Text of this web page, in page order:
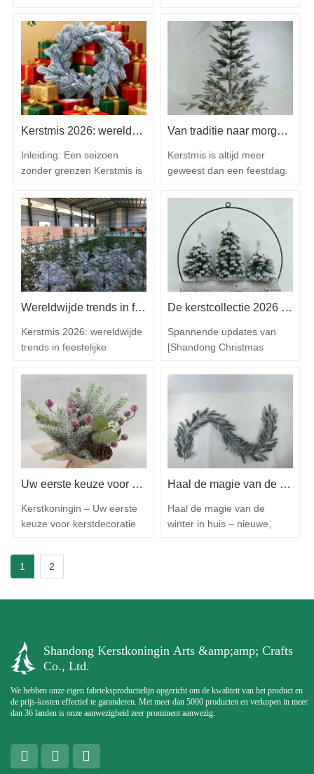
commercemerken,
groothandelaren en
importeurs op zoek zijn
naar betrouwbare
productiepartners die
kwaliteit, waarde,
consistentie en innovatief
design kunnen leveren. In
landschap is het kiezen
worden gemeten. Kerstmis
heeft de eigenschap
mensen weer in contact te
brengen met
jeugdherinneringen,
familietradities en het
warme gevoel van erbij
horen. In een wereld die elk
Kerstmis 2026: wereldwijde trends in feestelijke decoraties en hoe Shandong Christmas Queen Arts & Crafts Co., Ltd. de markt vormgeeft
Inleiding: Een seizoen
zonder grenzen Kerstmis is
geweest die grenzen
overstijgt en traditie, familie
en commercie combineert.
In 2026 is het niet langer
een lokale viering, maar
een wereldwijd fenomeen.
Huizen, winkels en
openbare gelegenheden
Van traditie naar morgen – hoe kerstdecoratie zich ontwikkelt in huizen en winkelruimtes wereldwijd
Kerstmis is altijd meer
geweest dan een feestdag.
bezinning en samenzijn –
een moment waarop huizen
en openbare ruimtes
worden omgetoverd tot
landschappen vol licht, kleur
en nostalgie. De manier
waarop mensen
kerstversieringen maken,
over…
Wereldwijde trends in feestelijke decoratie en innovatie
Kerstmis 2026: wereldwijde
trends in feestelijke
die Shandong Christmas
Queen Arts & Crafts Co.,
Ltd. aanjaagt. Kerstmis is
net zo goed een gevoel als
een datum op de kalender.
Aan het begin van de herfst
beginnen retailers,
ontwerpers en gezinnen te
De kerstcollectie 2026 is er!
Spannende updates van
[Shandong Christmas
Ltd.]: de kerstcollectie van
2026 is er! Hé
kerstliefhebbers! Het
kerstseizoen van 2026 staat
voor de deur en we zijn blij
om te kunnen mededelen
dat [Shandong Christmas
Queen Arts & Crafts Co.,
Uw eerste keuze voor kerstdecoratie
Kerstkoningin – Uw eerste
keuze voor kerstdecoratie
natuurlijke keuze als het
gaat om het creëren van
Onze collectie kerstbomen,
sfeer in elke hoek. Van
levensechte kerstbomen die
het hart…
Haal de magie van de winter in huis – Nieuwe sneeuwwitte kerstkrans van 180 cm
Haal de magie van de
winter in huis – nieuwe,
Onze besneeuwde
gezelligheid toe aan elke
1 2
Shandong Kerstkoningin Arts &amp;amp; Crafts
Co., Ltd.
We hebben onze eigen fabrieksproductielijn opgericht om de kwaliteit van het product en
de prijs-kosten effectief te garanderen. Met meer dan 5000 producten en verkopen in meer
dan 36 landen is onze aanwezigheid zeer prominent aanwezig.